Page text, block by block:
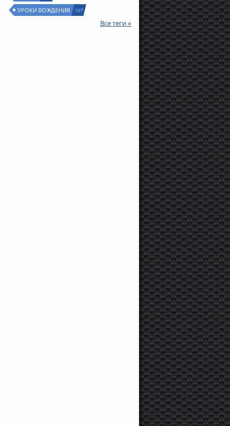
УРОКИ ВОЖДЕНИЯ 127
Все теги »